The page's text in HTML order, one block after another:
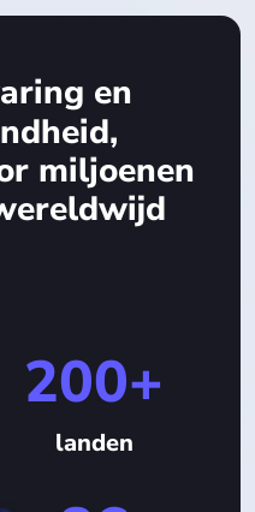
en
miljoenen
200+
landen